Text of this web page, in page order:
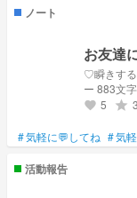
ノート
お友達
♡瞬きす
ー 883文字
favorite 5 grade 3
#気軽に💬してね #気
活動報告